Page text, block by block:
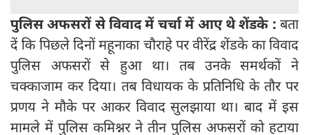
पुलिस अफसरों से विवाद में चर्चा में आए थे शेंडके : बता
दें कि पिछले दिनों महूनाका चौराहे पर वीरेंद्र शेंडके का विवाद
पुलिस अफसरों से हुआ था। तब उनके समर्थकों ने
चक्काजाम कर दिया। तब विधायक के प्रतिनिधि के तौर पर
प्रणय ने मौके पर आकर विवाद सुलझाया था। बाद में इस
मामले में पुलिस कमिश्नर ने तीन पुलिस अफसरों को हटाया